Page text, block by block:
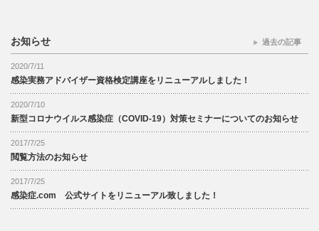
お知らせ
2020/7/11
感染実務アドバイザー資格検定講座をリニューアルしました！
2020/7/10
新型コロナウイルス感染症（COVID-19）対策セミナーについてのお知らせ
2017/7/25
閲覧方法のお知らせ
2017/7/25
感染症.com 公式サイトをリニューアル致しました！
過去の記事